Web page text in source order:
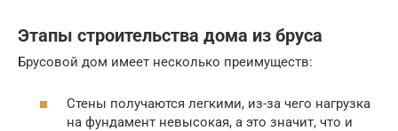
Этапы строительства дома из бруса
Брусовой дом имеет несколько преимуществ:
Стены получаются легкими, из-за чего нагрузка
на фундамент невысокая, а это значит, что и